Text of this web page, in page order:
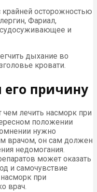
крайней осторожностью
Фариал,
и
дыхание во
кровати.
причину
лечить насморк при
положении
нужно
врачом, он сам должен
недомогания.
может оказать
и самочувствие
при
врач.